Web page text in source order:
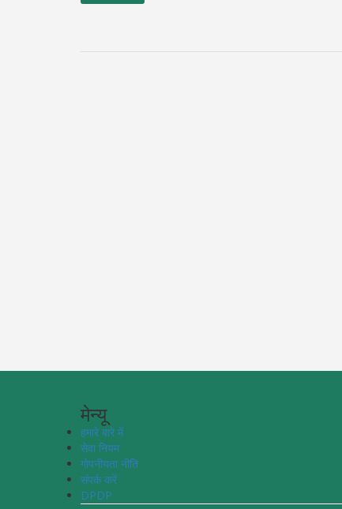
मेन्यू
हमारे बारे में
सेवा नियम
गोपनीयता नीति
संपर्क करें
DPDP